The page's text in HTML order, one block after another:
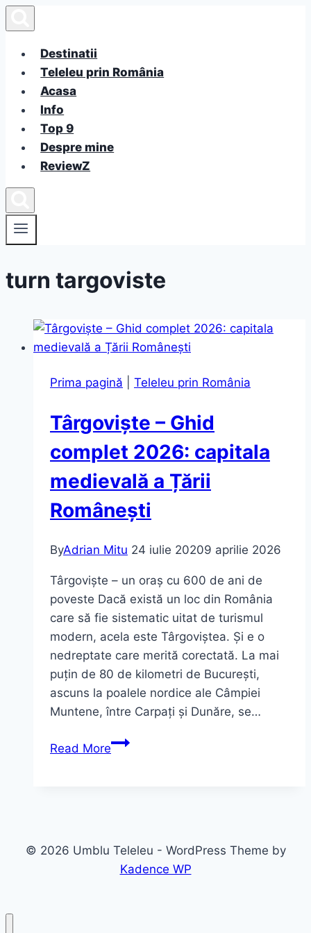
to
contentDestinatii
Teleleu prin România
Acasa
Info
Top 9
Despre mine
ReviewZ
turn targoviste
Prima pagină Teleleu prin România
Târgoviște – Ghid
complet 2026: capitala
medievală a Țării
Românești
ByAdrian Mitu 24 iulie 20209 aprilie 2026
Târgoviște – un oraș cu 600 de ani de
poveste Dacă există un loc din România
care să fie sistematic uitat de turismul
modern, acela este Târgoviștea. Și e o
nedreptate care merită corectată. La mai
puțin de 80 de kilometri de București,
ascuns la poalele nordice ale Câmpiei
Muntene, între Carpați și Dunăre, se…
Read MoreTârgoviște
medievală
© 2026 Umblu Teleleu - WordPress Theme by
Kadence WP